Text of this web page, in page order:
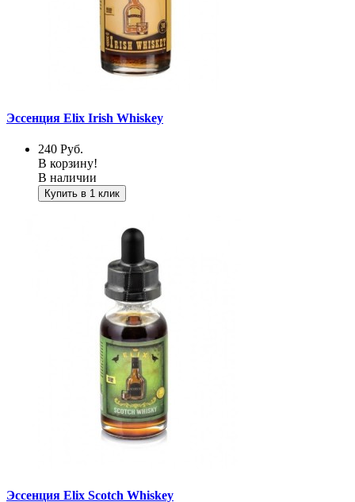
Эссенция Elix Irish Whiskey
240 Руб.
В корзину!
В наличии
Купить в 1 клик
Эссенция Elix Scotch Whiskey